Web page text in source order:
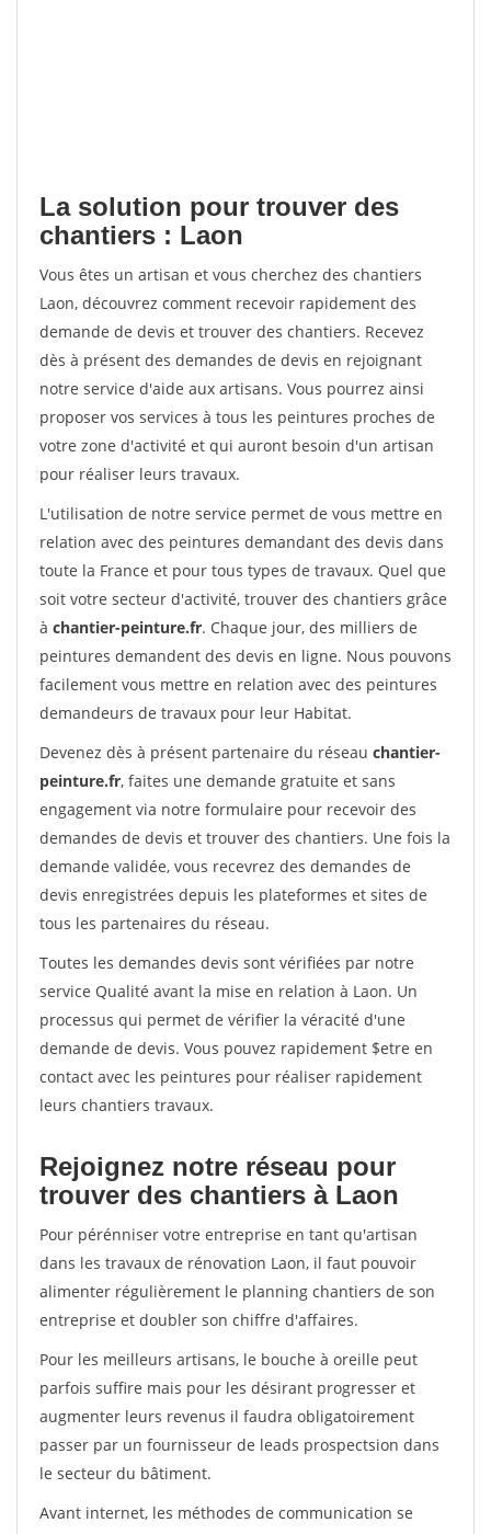
La solution pour trouver des
chantiers : Laon
Vous êtes un artisan et vous cherchez des chantiers
Laon, découvrez comment recevoir rapidement des
demande de devis et trouver des chantiers. Recevez
dès à présent des demandes de devis en rejoignant
notre service d'aide aux artisans. Vous pourrez ainsi
proposer vos services à tous les peintures proches de
votre zone d'activité et qui auront besoin d'un artisan
pour réaliser leurs travaux.
L'utilisation de notre service permet de vous mettre en
relation avec des peintures demandant des devis dans
toute la France et pour tous types de travaux. Quel que
soit votre secteur d'activité, trouver des chantiers grâce
à chantier-peinture.fr. Chaque jour, des milliers de
peintures demandent des devis en ligne. Nous pouvons
facilement vous mettre en relation avec des peintures
demandeurs de travaux pour leur Habitat.
Devenez dès à présent partenaire du réseau chantier-
peinture.fr, faites une demande gratuite et sans
engagement via notre formulaire pour recevoir des
demandes de devis et trouver des chantiers. Une fois la
demande validée, vous recevrez des demandes de
devis enregistrées depuis les plateformes et sites de
tous les partenaires du réseau.
Toutes les demandes devis sont vérifiées par notre
service Qualité avant la mise en relation à Laon. Un
processus qui permet de vérifier la véracité d'une
demande de devis. Vous pouvez rapidement $etre en
contact avec les peintures pour réaliser rapidement
leurs chantiers travaux.
Rejoignez notre réseau pour
trouver des chantiers à Laon
Pour pérénniser votre entreprise en tant qu'artisan
dans les travaux de rénovation Laon, il faut pouvoir
alimenter régulièrement le planning chantiers de son
entreprise et doubler son chiffre d'affaires.
Pour les meilleurs artisans, le bouche à oreille peut
parfois suffire mais pour les désirant progresser et
augmenter leurs revenus il faudra obligatoirement
passer par un fournisseur de leads prospectsion dans
le secteur du bâtiment.
Avant internet, les méthodes de communication se